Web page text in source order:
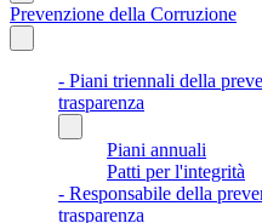
Prevenzione della Corruzione
- Piani triennali della
trasparenza
Piani annuali
Patti per l'integrità
- Responsabile della
trasparenza